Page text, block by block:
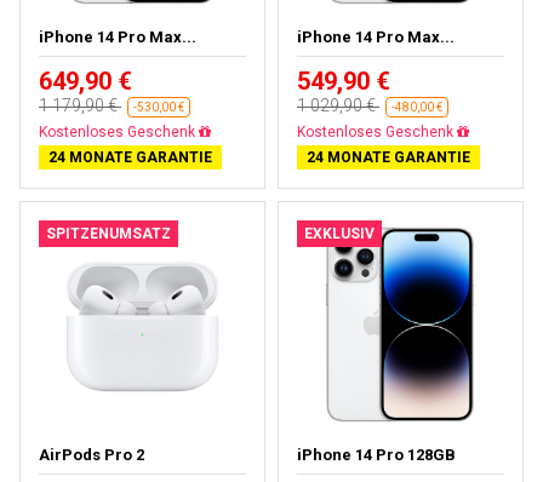
iPhone 14 Pro Max...
649,90 €
1 179,90 € -530,00 €
Kostenloses Geschenk
24 MONATE GARANTIE
iPhone 14 Pro Max...
549,90 €
1 029,90 € -480,00 €
Kostenloses Geschenk
24 MONATE GARANTIE
SPITZENUMSATZ
AirPods Pro 2
EXKLUSIV
iPhone 14 Pro 128GB